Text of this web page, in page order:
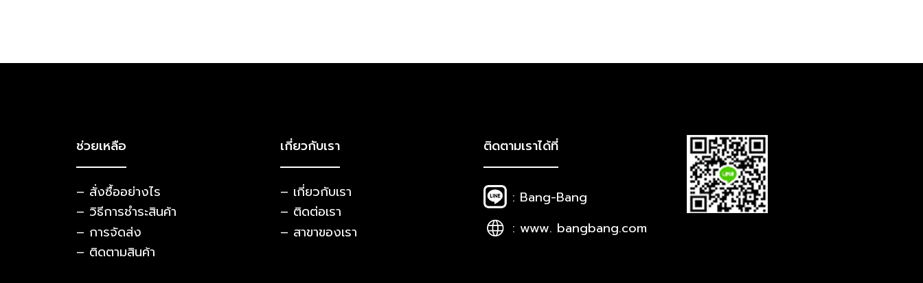
ช่วยเหลือ
– สั่งซื้ออย่างไร
– วิธีการชำระสินค้า
– การจัดส่ง
– ติดตามสินค้า
เกี่ยวกับเรา
– เกี่ยวกับเรา
– ติดต่อเรา
– สาขาของเรา
ติดตามเราได้ที่
: Bang-Bang
: www. bangbang.com